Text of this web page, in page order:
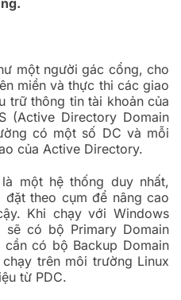
một người gác cổng, cho
miền và thực thi các giao
trữ thông tin tài khoản của
(Active Directory Domain
có một số DC và mỗi
của Active Directory.
một hệ thống duy nhất,
theo cụm để nâng cao
Khi chạy với Windows
có bộ Primary Domain
có bộ Backup Domain
trên môi trường Linux
từ PDC.